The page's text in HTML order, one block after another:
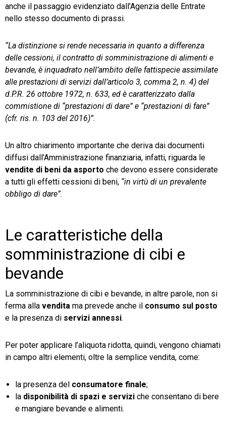
anche il passaggio evidenziato dall’Agenzia delle Entrate
nello stesso documento di prassi.
“La distinzione si rende necessaria in quanto a differenza
delle cessioni, il contratto di somministrazione di alimenti e
bevande, è inquadrato nell’ambito delle fattispecie assimilate
alle prestazioni di servizi dall’articolo 3, comma 2, n. 4) del
d.P.R. 26 ottobre 1972, n. 633, ed è caratterizzato dalla
commistione di “prestazioni di dare” e “prestazioni di fare”
(cfr. ris. n. 103 del 2016)”.
Un altro chiarimento importante che deriva dai documenti
diffusi dall’Amministrazione finanziaria, infatti, riguarda le
vendite di beni da asporto che devono essere considerate
a tutti gli effetti cessioni di beni, “in virtù di un prevalente
obbligo di dare”.
Le caratteristiche della
somministrazione di cibi e
bevande
La somministrazione di cibi e bevande, in altre parole, non si
ferma alla vendita ma prevede anche il consumo sul posto
e la presenza di servizi annessi.
Per poter applicare l’aliquota ridotta, quindi, vengono chiamati
in campo altri elementi, oltre la semplice vendita, come:
la presenza del consumatore finale;
la disponibilità di spazi e servizi che consentano di bere
e mangiare bevande e alimenti.